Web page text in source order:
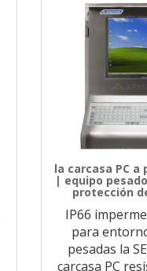
la carcasa PC a
| equipo
protección
IP66
para
pesadas la
carcasa PC